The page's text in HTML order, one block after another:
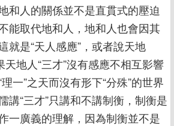
和人的關係並不是直貫式的壓迫
能取代地和人，地和人也會因其
就是“天人感應”，或者說天地
天地人“三才”沒有感應不相互影響
一”之天而沒有形下“分殊”的世界
講“三才”只講和不講制衡，制衡是
一廣義的理解，因為制衡並不是